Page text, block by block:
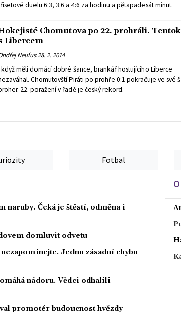
duelu 6:3, 3:6 a 4:6 za hodinu a pětapadesát minut.
Chomutova po 22. prohráli.
Libercem
Neufus28. 2. 2014
když měli domácí dobré šance, brankář hostujícího Liberce
Chomutovští Piráti po prohře 0:1 pokračuje ve své
22. poražení v řadě je český rekord.
Fotbal
naruby. Čeká je štěstí, odměna i
domluvit odvetu
Jednu zásadní chybu
nádoru. Vědci odhalili
promotér budoucnost hvězdy